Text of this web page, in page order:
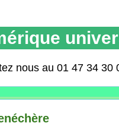
nous au 01 47 34